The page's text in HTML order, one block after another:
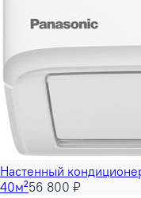
Настенный
40м²56 800 ₽